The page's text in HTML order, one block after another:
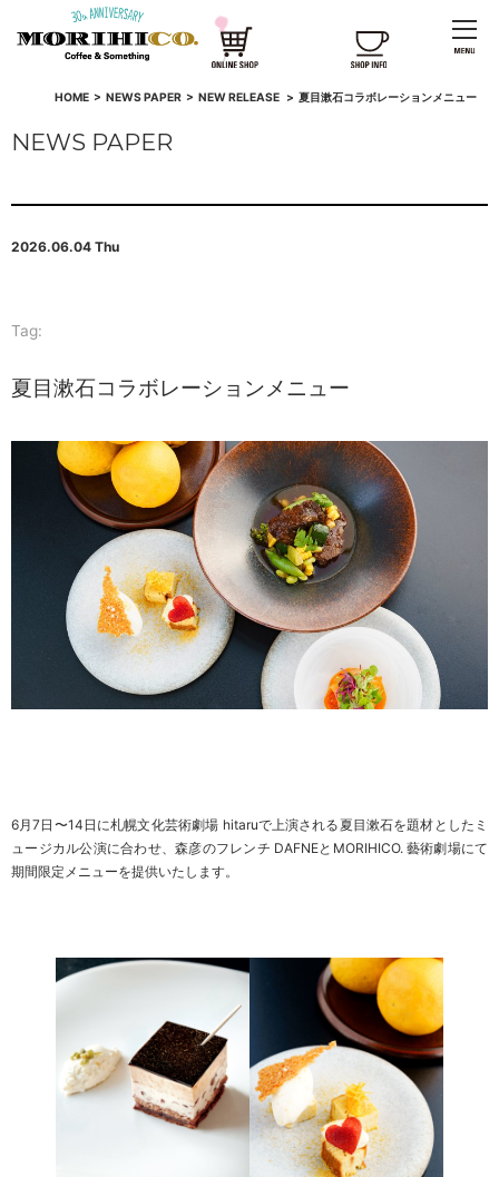
HOME> NEWS PAPER> NEW RELEASE > 夏目漱石コラボレーションメニュー
NEWS PAPER
2026.06.04 Thu
Tag:
夏目漱石コラボレーションメニュー
6月7日〜14日に札幌文化芸術劇場 hitaruで上演される夏目漱石を題材としたミ
ュージカル公演に合わせ、森彦のフレンチ DAFNEとMORIHICO. 藝術劇場にて
期間限定メニューを提供いたします。